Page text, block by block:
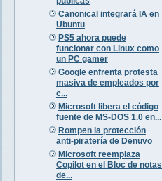
Canonical integrará IA en
Ubuntu
PS5 ahora puede
funcionar con Linux como
un PC gamer
Google enfrenta protesta
masiva de empleados por
c...
Microsoft libera el código
fuente de MS-DOS 1.0 en...
Rompen la protección
anti-piratería de Denuvo
Microsoft reemplaza
Copilot en el Bloc de notas
de...